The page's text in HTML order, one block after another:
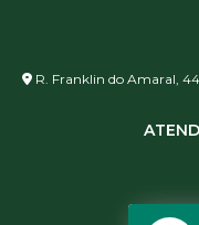
R. Franklin do Amaral,